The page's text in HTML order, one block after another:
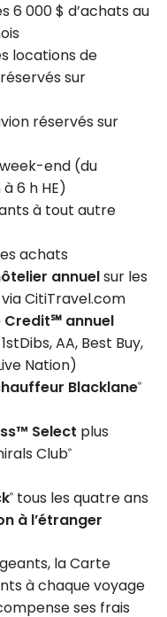
6 000 $ d’achats au
locations de
sur
réservés sur
end (du
6 h HE)
à tout autre
achats
annuelsur les
CitiTravel.com
Credit℠ annuel
AA, Best Buy,
Nation)
Blacklane®
Select plus
Club®
® tous les quatre ans
à l’étranger
la Carte
à chaque voyage
ses frais